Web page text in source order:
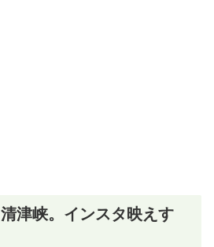
清津峡。インスタ映えす